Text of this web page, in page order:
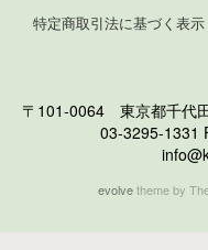
特定商取引法に基づく表示
〒101-0064 東京都千代
03-3295-1331
evolvetheme by